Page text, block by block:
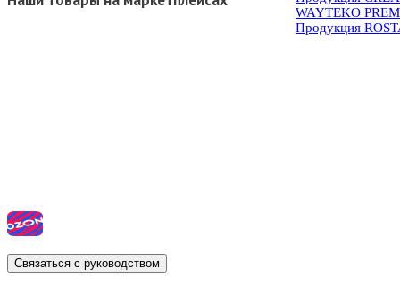
Связаться с руководством
WAYTEKO
Продукция